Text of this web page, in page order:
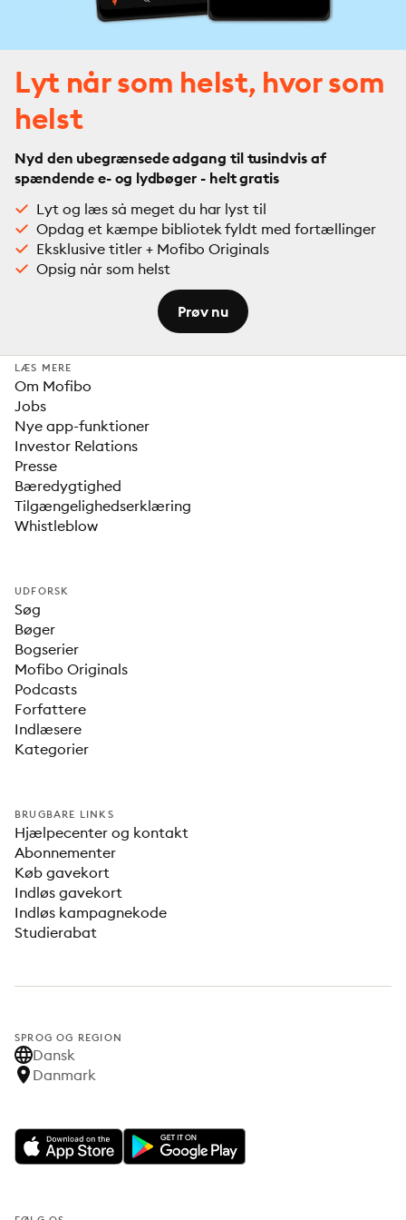
Lyt når som helst, hvor som
helst
Nyd den ubegrænsede adgang til tusindvis af
spændende e- og lydbøger - helt gratis
Lyt og læs så meget du har lyst til
Opdag et kæmpe bibliotek fyldt med fortællinger
Eksklusive titler + Mofibo Originals
Opsig når som helst
Prøv nu
LÆS MERE
Om Mofibo
Jobs
Nye app-funktioner
Investor Relations
Presse
Bæredygtighed
Tilgængelighedserklæring
Whistleblow
UDFORSK
Søg
Bøger
Bogserier
Mofibo Originals
Podcasts
Forfattere
Indlæsere
Kategorier
BRUGBARE LINKS
Hjælpecenter og kontakt
Abonnementer
Køb gavekort
Indløs gavekort
Indløs kampagnekode
Studierabat
SPROG OG REGION
Dansk
Danmark